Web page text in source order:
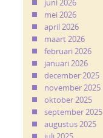
juni 2026
mei 2026
april 2026
maart 2026
februari 2026
januari 2026
december 2025
november 2025
oktober 2025
september 2025
augustus 2025